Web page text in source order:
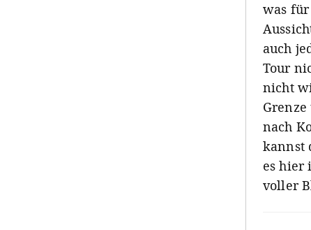
was
auch
Tour
nicht
nach
kannst
es hier
voller